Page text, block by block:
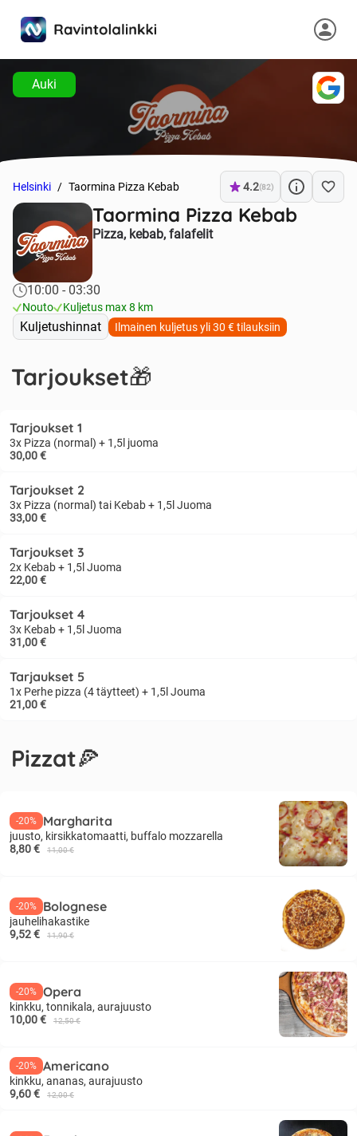
Auki
Helsinki Taormina Pizza Kebab 4.2(82)
Taormina Pizza Kebab
Pizza, kebab, falafelit
10:00 - 03:30
Nouto Kuljetus max 8 km
Kuljetushinnat Ilmainen kuljetus yli 30 € tilauksiin
Tarjoukset🎁
Tarjoukset 1
3x Pizza (normal) + 1,5l juoma
30,00 €
Tarjoukset 2
3x Pizza (normal) tai Kebab + 1,5l Juoma
33,00 €
Tarjoukset 3
2x Kebab + 1,5l Juoma
22,00 €
Tarjoukset 4
3x Kebab + 1,5l Juoma
31,00 €
Tarjaukset 5
1x Perhe pizza (4 täytteet) + 1,5l Jouma
21,00 €
Pizzat🍕
-20% Margharita
juusto, kirsikkatomaatti, buffalo mozzarella
8,80 €
11,00 €
-20% Bolognese
jauhelihakastike
9,52 €
11,90 €
-20% Opera
kinkku, tonnikala, aurajuusto
10,00 €
12,50 €
-20% Americano
kinkku, ananas, aurajuusto
9,60 €
12,00 €